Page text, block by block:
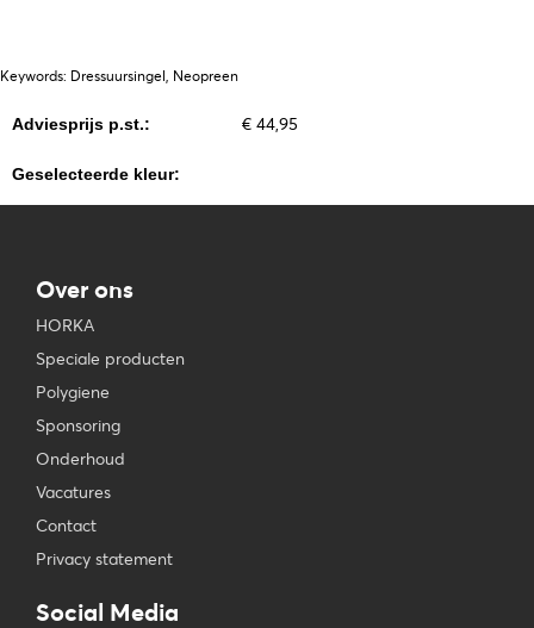
Keywords: Dressuursingel, Neopreen
Adviesprijs p.st.: € 44,95
Geselecteerde kleur:
Over ons
HORKA
Speciale producten
Polygiene
Sponsoring
Onderhoud
Vacatures
Contact
Privacy statement
Social Media